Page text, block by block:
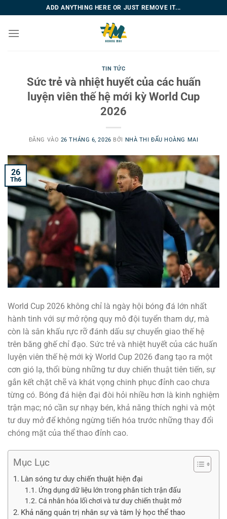
qua
nội
ADD ANYTHING HERE OR JUST REMOVE IT...
TIN TỨC
Sức trẻ và nhiệt huyết của các huấn
luyện viên thế hệ mới kỳ World Cup
2026
ĐĂNG VÀO 26 THÁNG 6, 2026 BỞI NHÀ THI ĐẤU HOÀNG MAI
26
Th6
World Cup 2026 không chỉ là ngày hội bóng đá lớn nhất
hành tinh với sự mở rộng quy mô đội tuyển tham dự, mà
còn là sân khấu rực rỡ đánh dấu sự chuyển giao thế hệ
trên băng ghế chỉ đạo. Sức trẻ và nhiệt huyết của các huấn
luyện viên thế hệ mới kỳ World Cup 2026 đang tạo ra một
cơn gió lạ, thổi bùng những tư duy chiến thuật tiên tiến, sự
gắn kết chặt chẽ và khát vọng chinh phục đỉnh cao chưa
từng có. Bóng đá hiện đại đòi hỏi nhiều hơn là kinh nghiệm
trận mạc; nó cần sự nhạy bén, khả năng thích nghi và một
tư duy mở để không ngừng tiến hóa trước những thay đổi
chóng mặt của thể thao đỉnh cao.
Mục Lục
Làn sóng tư duy chiến thuật hiện đại
Ứng dụng dữ liệu lớn trong phân tích trận đấu
Cá nhân hóa lối chơi và tư duy chiến thuật mở
Khả năng quản trị nhân sự và tâm lý học thể thao